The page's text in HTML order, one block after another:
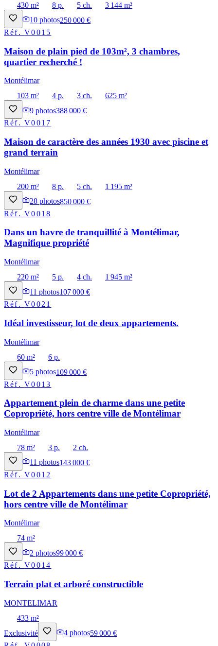
430 m²
8 p. 5 ch.
3 144 m²
10 photos250 000 €
Réf.V0015
Maison de plain pied de 103m², 3 chambres,
quartier recherché !
Montélimar
103 m²
4 p. 3 ch.
625 m²
9 photos388 000 €
Réf.V0017
Maison de caractère des années 1930 avec piscine et
grand terrain
Montélimar
200 m²
8 p. 5 ch.
1 195 m²
28 photos850 000 €
Réf.V0018
Dans un havre de tranquillité à Montélimar,
Magnifique propriété
Montélimar
220 m²
5 p. 4 ch.
1 945 m²
11 photos107 000 €
Réf.V0021
Idéal investisseur, lot de deux appartements.
Montélimar
60 m²
6 p.
5 photos109 000 €
Réf.V0013
Appartement plein de charme dans une petite
Copropriété, hors centre ville de Montélimar
Montélimar
78 m²
3 p.
2 ch.
11 photos143 000 €
Réf.V0012
Lot de 2 Appartements dans une petite Copropriété,
hors centre ville de Montélimar
Montélimar
74 m²
2 photos99 000 €
Réf.V0014
Terrain plat et arboré constructible
MONTELIMAR
433 m²
Exclusivité
4 photos59 000 €